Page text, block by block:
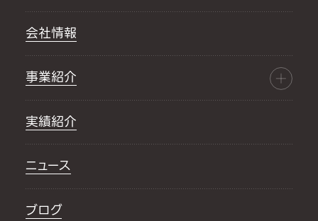
会社情報
事業紹介
実績紹介
ニュース
ブログ